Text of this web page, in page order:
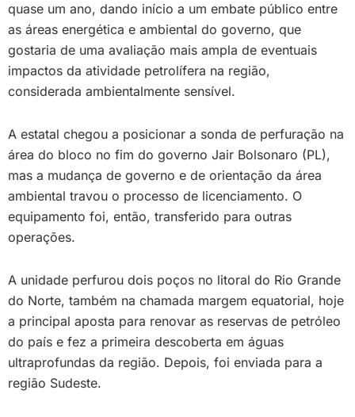
quase um ano, dando início a um embate público entre
as áreas energética e ambiental do governo, que
gostaria de uma avaliação mais ampla de eventuais
impactos da atividade petrolífera na região,
considerada ambientalmente sensível.
A estatal chegou a posicionar a sonda de perfuração na
área do bloco no fim do governo Jair Bolsonaro (PL),
mas a mudança de governo e de orientação da área
ambiental travou o processo de licenciamento. O
equipamento foi, então, transferido para outras
operações.
A unidade perfurou dois poços no litoral do Rio Grande
do Norte, também na chamada margem equatorial, hoje
a principal aposta para renovar as reservas de petróleo
do país e fez a primeira descoberta em águas
ultraprofundas da região. Depois, foi enviada para a
região Sudeste.